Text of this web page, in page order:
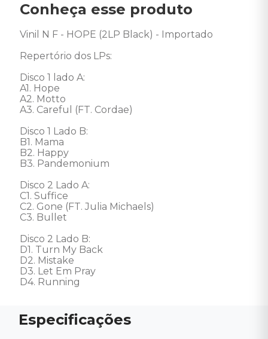
Conheça esse produto
Vinil N F - HOPE (2LP Black) - Importado
Repertório dos LPs:
Disco 1 lado A:
A1. Hope
A2. Motto
A3. Careful (FT. Cordae)
Disco 1 Lado B:
B1. Mama
B2. Happy
B3. Pandemonium
Disco 2 Lado A:
C1. Suffice
C2. Gone (FT. Julia Michaels)
C3. Bullet
Disco 2 Lado B:
D1. Turn My Back
D2. Mistake
D3. Let Em Pray
D4. Running